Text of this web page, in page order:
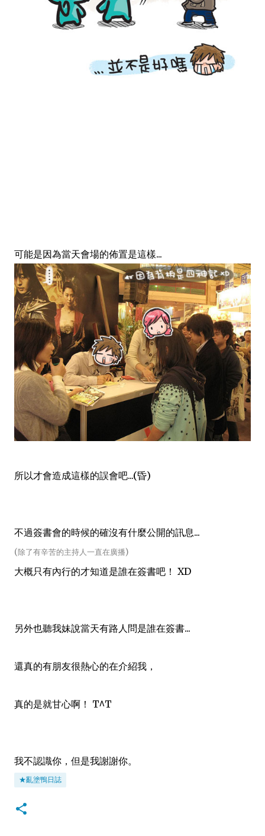
可能是因為當天會場的佈置是這樣...
所以才會造成這樣的誤會吧...(昏)
不過簽書會的時候的確沒有什麼公開的訊息...
(除了有辛苦的主持人一直在廣播)
大概只有內行的才知道是誰在簽書吧！ XD
另外也聽我妹說當天有路人問是誰在簽書...
還真的有朋友很熱心的在介紹我，
真的是就甘心啊！ T^T
我不認識你，但是我謝謝你。
★亂塗鴨日誌